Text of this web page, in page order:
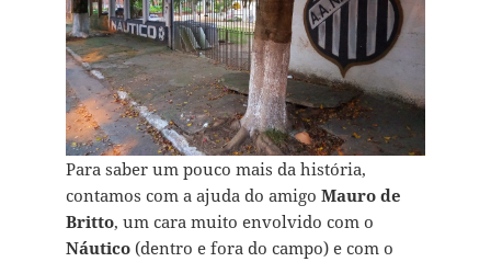
Para saber um pouco mais da história,
contamos com a ajuda do amigo Mauro de
Britto, um cara muito envolvido com o
Náutico (dentro e fora do campo) e com o